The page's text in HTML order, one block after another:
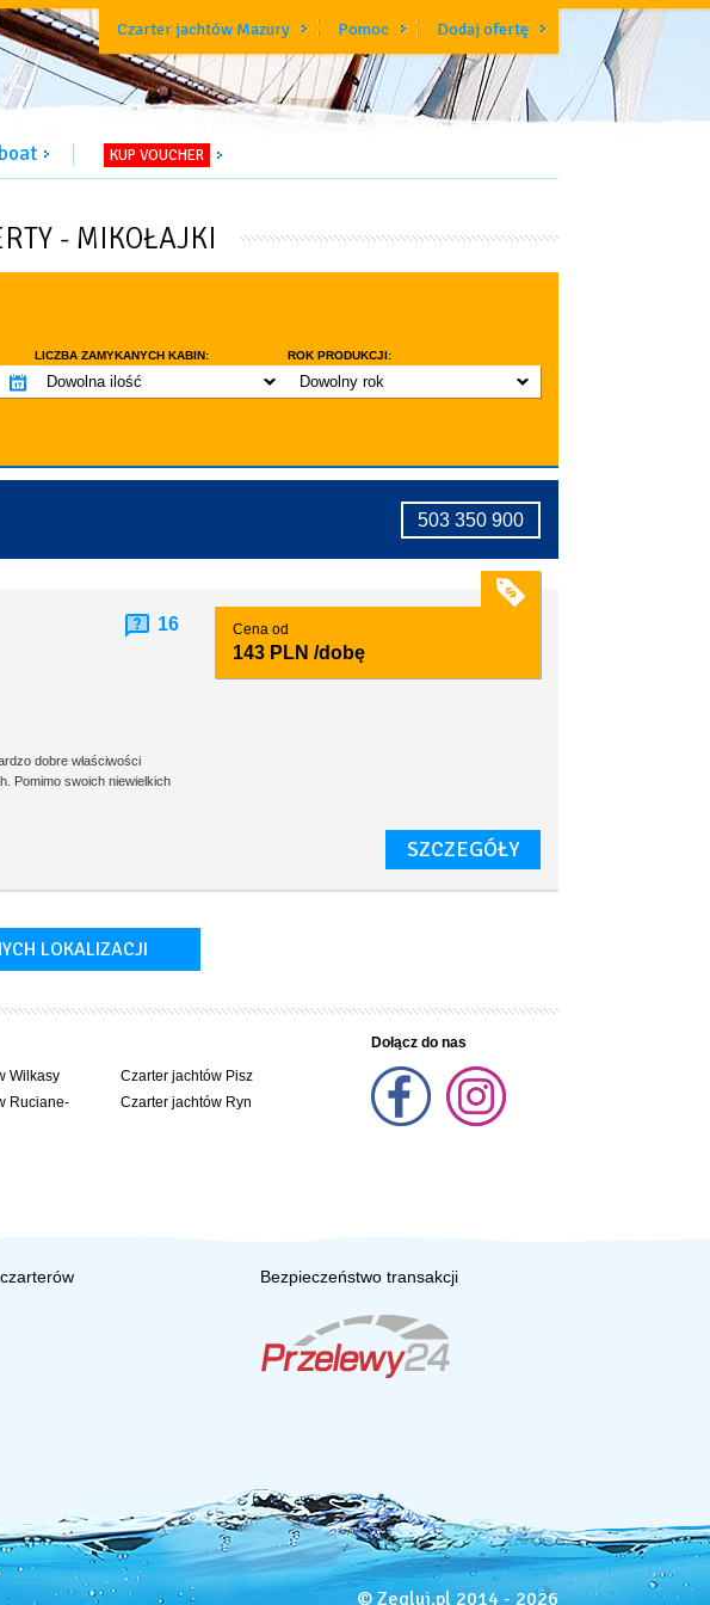
Czarter jachtów Mazury Pomoc Dodaj ofertę
KUP VOUCHER
- MIKOŁAJKI
LICZBA ZAMYKANYCH KABIN:
Dowolna ilość
co najmniej 3
ROK PRODUKCJI:
Dowolny rok
do 10 lat
Flybridge
503 350 900
16
dobre właściwości
Pomimo swoich niewielkich
Cena od
143 PLN /dobę
SZCZEGÓŁY
LOKALIZACJI
Wilkasy
Ruciane-
Czarter jachtów Pisz
Czarter jachtów Ryn
Dołącz do nas
Bezpieczeństwo transakcji
© Zegluj.pl 2014 - 2026